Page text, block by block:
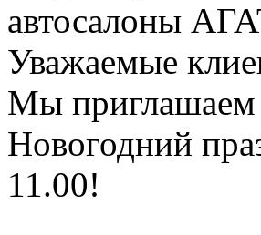
автосалоны
Уважаемые
Мы приглашаем
Новогодний
11.00!